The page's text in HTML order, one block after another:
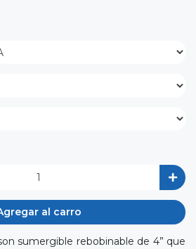
al carro
sumergible rebobinable de 4” que